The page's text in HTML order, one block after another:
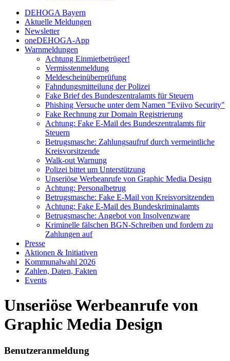
DEHOGA Bayern
Aktuelle Meldungen
Newsletter
oneDEHOGA-App
Warnmeldungen
Achtung Einmietbetrüger!
Vermisstenmeldung
Meldescheinüberprüfung
Fahndungsmitteilung der Polizei
Fake Brief des Bundeszentralamts für Steuern
Phishing Versuche unter dem Namen "Eviivo Security"
Fake Rechnung zur Domain Registrierung
Achtung: Fake E-Mail des Bundeszentralamts für
Steuern
Betrugsmasche: Zahlungsaufruf durch vermeintliche
Kreisvorsitzende
Walk-out Warnung
Polizei bittet um Unterstützung
Unseriöse Werbeanrufe von Graphic Media Design
Achtung: Personalbetrug
Betrugsmasche: Fake E-Mail von Kreisvorsitzenden
Achtung: Fake E-Mail des Bundeskriminalamts
Betrugsmasche: Angebot von Insolvenzware
Kriminelle fälschen BGN-Schreiben und fordern zu
Zahlungen auf
Presse
Aktionen & Initiativen
Kommunalwahl 2026
Zahlen, Daten, Fakten
Events
Unseriöse Werbeanrufe von
Graphic Media Design
Benutzeranmeldung